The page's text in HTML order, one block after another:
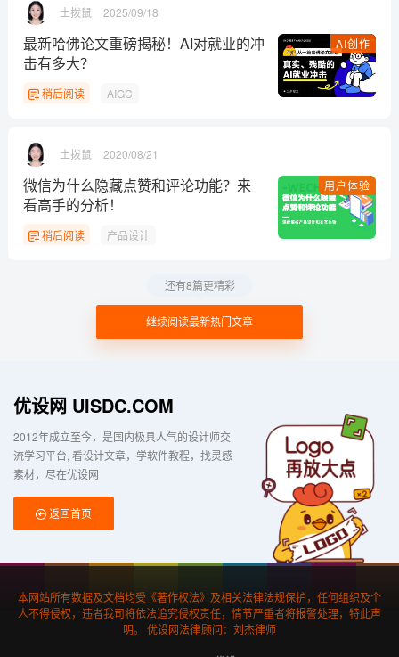
土拨鼠 2025/09/18
AI创作
最新哈佛论文重磅揭秘！AI对就业的冲
击有多大？
稍后阅读 AIGC
土拨鼠 2020/08/21
用户体验
微信为什么隐藏点赞和评论功能？来
看高手的分析！
稍后阅读 产品设计
继续阅读最新热门文章
还有8篇更精彩
优设网 UISDC.COM
2012年成立至今，是国内极具人气的设计师交
流学习平台 看设计文章，学软件教程，找灵感
素材，尽在优设网
返回首页
本网站所有数据及文档均受《著作权法》及相关法律法规保护，任何组织及个
人不得侵权，违者我司将依法追究侵权责任，情节严重者将报警处理，特此声
明。 优设网法律顾问：刘杰律师